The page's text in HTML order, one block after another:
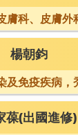
膚科、皮膚外
楊朝鈞
及免疫疾病，
，異位性...
葆(出國進修)